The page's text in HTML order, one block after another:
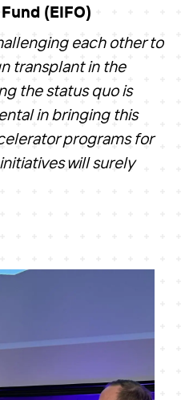
(EIFO)
each other to
transplant in the
the status quo is
in bringing this
programs for
will surely